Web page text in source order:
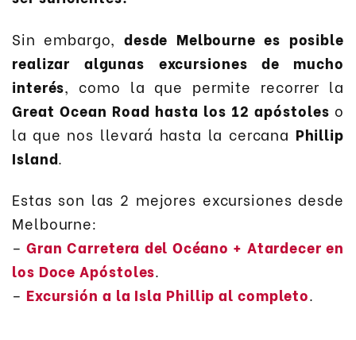
Sin embargo, desde Melbourne es posible
realizar algunas excursiones de mucho
interés, como la que permite recorrer la
Great Ocean Road hasta los 12 apóstoles o
la que nos llevará hasta la cercana Phillip
Island.
Estas son las 2 mejores excursiones desde
Melbourne:
–Gran Carretera del Océano + Atardecer en
los Doce Apóstoles.
– Excursión a la Isla Phillip al completo.